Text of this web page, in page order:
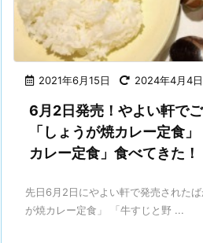
2021年6月15日 2024年4月4日
6月2日発売！やよい軒で
「しょうが焼カレー定食
カレー定食」食べてきた！
先日6月2日にやよい軒で発売された
が焼カレー定食」 「牛すじと野 ...